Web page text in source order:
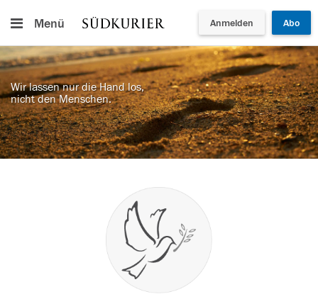
Menü Anmelden Abo
Wir lassen nur die Hand los,
nicht den Menschen.